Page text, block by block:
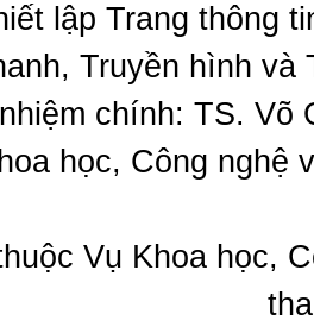
lập Trang thông
Truyền hình
chính: TS.
học, Công nghệ
Vụ Khoa học,